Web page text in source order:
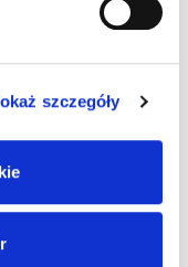
szczegóły
Mobilny
podpis
ważny 1